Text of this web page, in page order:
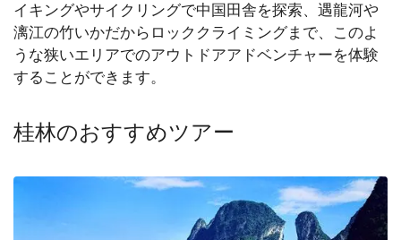
イキングやサイクリングで中国田舎を探索、遇龍河や
漓江の竹いかだからロッククライミングまで、このよ
うな狭いエリアでのアウトドアアドベンチャーを体験
することができます。
桂林のおすすめツアー